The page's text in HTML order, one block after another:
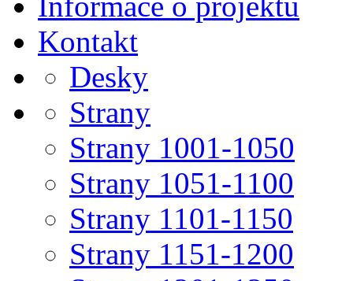
Kontakt
Desky
Strany
Strany 1001-1050
Strany 1051-1100
Strany 1101-1150
Strany 1151-1200